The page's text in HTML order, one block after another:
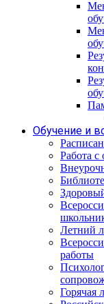
Обучение и
Работа
Летний
работы
Горячая